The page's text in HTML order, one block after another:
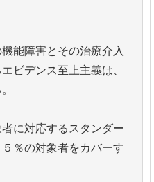
能障害とその治療介入
ビデンス至上主義は、
に対応するスタンダー
％の対象者をカバーす